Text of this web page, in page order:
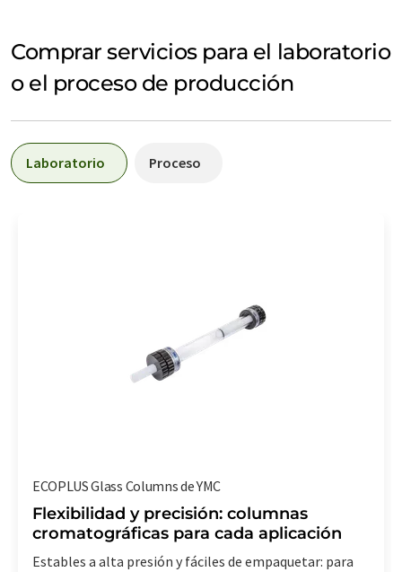
Comprar servicios para el laboratorio
o el proceso de producción
Laboratorio Proceso
ECOPLUS Glass Columns de YMC
Flexibilidad y precisión: columnas
cromatográficas para cada aplicación
Estables a alta presión y fáciles de empaquetar: para